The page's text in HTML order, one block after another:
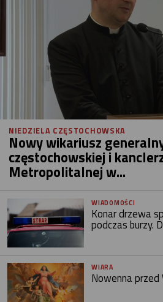
NIEDZIELA CZĘSTOCHOWSKA
Nowy wikariusz
częstochowskiej i
Metropolitalnej w...
WIADOMOŚCI
Konar drzewa
podczas burzy.
WIARA
Nowenna przed